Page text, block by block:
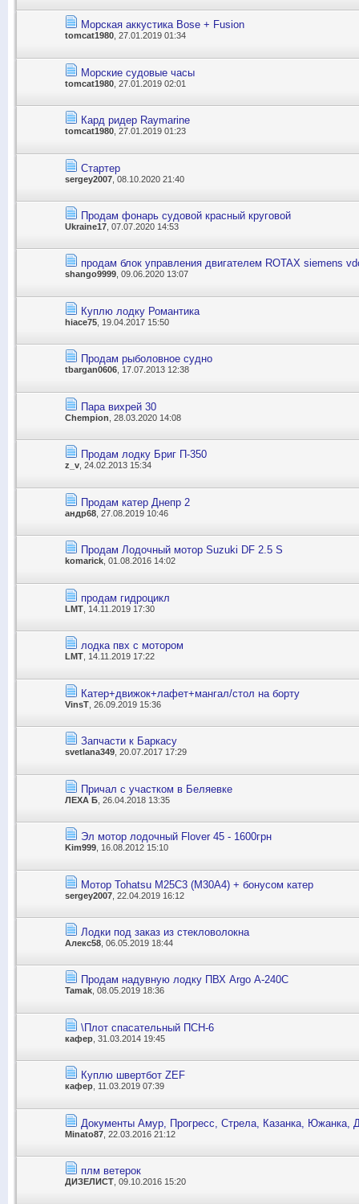
Морская аккустика Bose + Fusion
tomcat1980 , 27.01.2019 01:34
Морские судовые часы
tomcat1980 , 27.01.2019 02:01
Кард ридер Raymarine
tomcat1980 , 27.01.2019 01:23
Стартер
sergey2007 , 08.10.2020 21:40
Продам фонарь судовой красный круговой
Ukraine17 , 07.07.2020 14:53
продам блок управления двигателем ROTAX siemens
shango9999, 09.06.2020 13:07
Куплю лодку Романтика
hiace75 , 19.04.2017 15:50
Продам рыболовное судно
tbargan0606 , 17.07.2013 12:38
Пара вихрей 30
Chempion , 28.03.2020 14:08
Продам лодку Бриг П-350
z_v , 24.02.2013 15:34
Продам катер Днепр 2
андр68 , 27.08.2019 10:46
Продам Лодочный мотор Suzuki DF 2.5 S
komarick , 01.08.2016 14:02
продам гидроцикл
LMT , 14.11.2019 17:30
лодка пвх с мотором
LMT , 14.11.2019 17:22
Катер+движок+лафет+мангал/стол на борту
VinsT , 26.09.2019 15:36
Запчасти к Баркасу
svetlana349 , 20.07.2017 17:29
Причал с участком в Беляевке
ЛЕХА Б , 26.04.2018 13:35
Эл мотор лодочный Flover 45 - 1600грн
Kim999 , 16.08.2012 15:10
Мотор Tohatsu M25C3 (M30A4) + бонусом катер
sergey2007 , 22.04.2019 16:12
Лодки под заказ из стекловолокна
Алекс58 , 06.05.2019 18:44
Продам надувную лодку ПВХ Argo А-240С
Tamak, 08.05.2019 18:36
\Плот спасательный ПСН-6
кафер , 31.03.2014 19:45
Куплю швертбот ZEF
кафер, 11.03.2019 07:39
Документы Амур, Прогресс, Стрела, Казанка,
Minato87 , 22.03.2016 21:12
плм ветерок
ДИЗЕЛИСТ , 09.10.2016 15:20